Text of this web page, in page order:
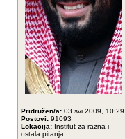
Pridružen/a: 03 svi 2009, 10:29
Postovi: 91093
Lokacija: Institut za razna i
ostala pitanja